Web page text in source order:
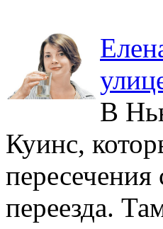
В
Куинс,
переезда.